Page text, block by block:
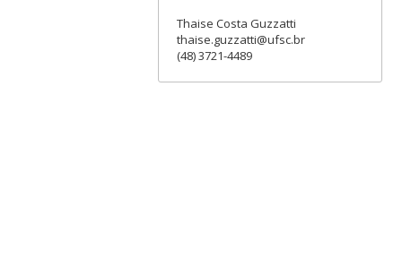
Thaise Costa Guzzatti
thaise.guzzatti@ufsc.br
(48) 3721-4489